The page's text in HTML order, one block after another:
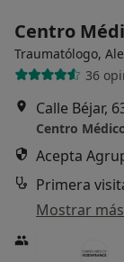
Centro
Traumatólogo,
36
Calle Béjar,
Centro
Acepta
Primera
Mostrar